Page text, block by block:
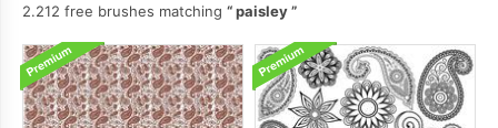
2.212 free brushes matching
paisley